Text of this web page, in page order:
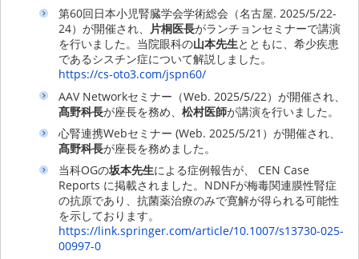
第60回日本小児腎臓学会学術総会（名古屋. 2025/5/22-
24）が開催され、 片桐医長がランチョンセミナーで講演
を行いました。当院眼科の山本先生とともに、希少疾患
であるシスチン症について解説しました。
https://cs-oto3.com/jspn60/
AAV Networkセミナー（Web. 2025/5/22）が開催され、
髙野科長が座長を務め、松村医師が講演を行いました。
心腎連携Webセミナー (Web. 2025/5/21）が開催され、
髙野科長が座長を務めました。
当科OGの坂本先生による症例報告が、 CEN Case
Reports に掲載されました。NDNFが梅毒関連膜性腎症
の抗原であり、抗菌薬治療のみで寛解が得られる可能性
を示しております。
https://link.springer.com/article/10.1007/s13730-025-
00997-0